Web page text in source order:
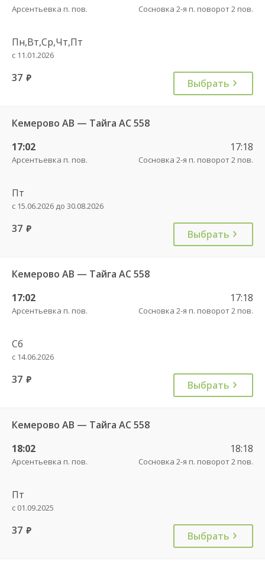
Арсентьевка п. пов. Сосновка 2-я п. поворот 2 пов.
Пн,Вт,Ср,Чт,Пт
с 11.01.2026
37 руб. Выбрать
Кемерово АВ — Тайга АС 558
17:02
Арсентьевка п. пов.
17:18
Сосновка 2-я п. поворот 2 пов.
Пт
с 15.06.2026 до 30.08.2026
37 руб. Выбрать
Кемерово АВ — Тайга АС 558
17:02
Арсентьевка п. пов.
17:18
Сосновка 2-я п. поворот 2 пов.
Сб
с 14.06.2026
37 руб. Выбрать
Кемерово АВ — Тайга АС 558
18:02
Арсентьевка п. пов.
18:18
Сосновка 2-я п. поворот 2 пов.
Пт
с 01.09.2025
37 руб. Выбрать